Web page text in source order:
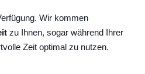
Wir kommen
zu Ihnen, sogar während Ihrer
Zeit optimal zu nutzen.